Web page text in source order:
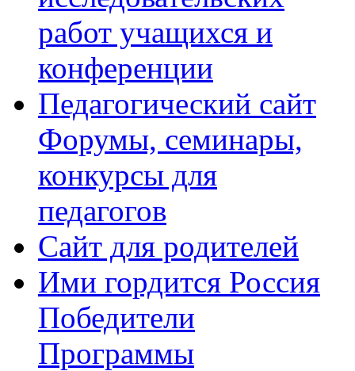
работ учащихся и
конференции
Педагогический сайт
Форумы, семинары,
конкурсы для
педагогов
Сайт для родителей
Ими гордится Россия
Победители
Программы